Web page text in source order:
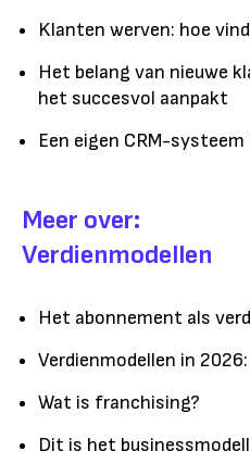
Klanten werven: hoe
Het belang van nieuwe
het succesvol aanpakt
Een eigen CRM-
Meer over:
Verdienmodellen
Het abonnement als
Verdienmodellen in
Wat is franchising?
Dit is het